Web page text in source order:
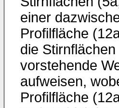
einer
Profilfläche
die
vorstehende
aufweisen,
Profilfläche